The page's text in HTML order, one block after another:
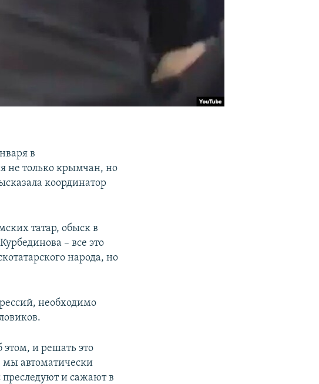
в
не только крымчан, но
координатор
татар, обыск в
– все это
народа, но
необходимо
этом, и решать это
мы автоматически
и сажают в